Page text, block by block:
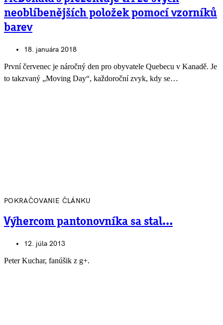
neoblíbenějších položek pomocí vzorníků
barev
18. januára 2018
První červenec je náročný den pro obyvatele Quebecu v Kanadě. Je
to takzvaný „Moving Day“, každoroční zvyk, kdy se…
POKRAČOVANIE ČLÁNKU
Výhercom pantonovníka sa stal…
12. júla 2013
Peter Kuchar, fanúšik z g+.